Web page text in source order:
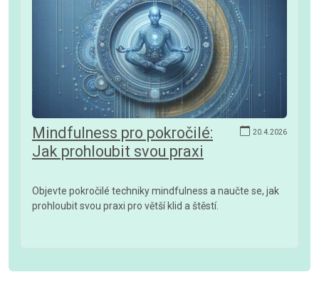
20.4.2026
Mindfulness pro pokročilé:
Jak prohloubit svou praxi
Objevte pokročilé techniky mindfulness a naučte se, jak
prohloubit svou praxi pro větší klid a štěstí.